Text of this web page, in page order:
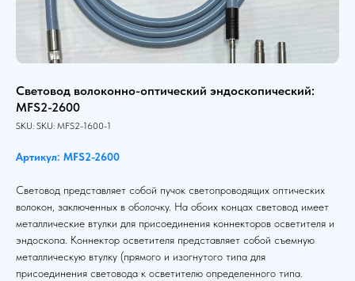
Световод волоконно-оптический эндоскопический:
MFS2-2600
SKU: SKU: MFS2-1600-1
Артикул: MFS2-2600
Световод представляет собой пучок светопроводящих оптических
волокон, заключенных в оболочку. На обоих концах световод имеет
металлические втулки для присоединения коннекторов осветителя и
эндоскопа. Коннектор осветителя представляет собой съемную
металлическую втулку (прямого и изогнутого типа для
присоединения световода к осветителю определенного типа.